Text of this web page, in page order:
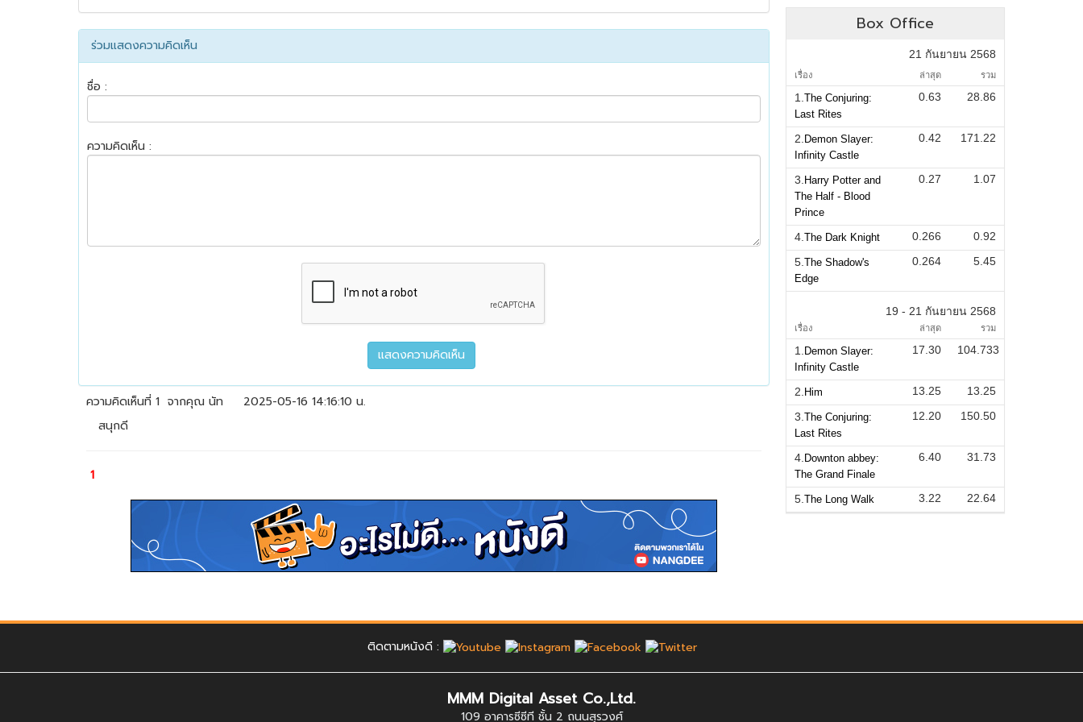
ร่วมแสดงความคิดเห็น
ชื่อ :
ความคิดเห็น :
ความคิดเห็นที่ 1 จากคุณ นัท 2025-05-16 14:16:10 น.
สนุกดี
1
Box Office
21 กันยายน 2568
เรื่อง ล่าสุด รวม
1. The Conjuring:
Last Rites
0.63 28.86
2. Demon Slayer:
Infinity Castle
0.42 171.22
3. Harry Potter and
The Half - Blood
Prince
0.27 1.07
4. The Dark Knight 0.266
0.92
5. The Shadow's
Edge
0.264 5.45
19 - 21 กันยายน 2568
เรื่อง ล่าสุด รวม
1. Demon Slayer:
Infinity Castle
17.30 104.733
2. Him 13.25
13.25
3. The Conjuring:
Last Rites
12.20 150.50
4. Downton abbey:
The Grand Finale
6.40 31.73
5. The Long Walk 3.22 22.64
ติดตามหนังดี :
MMM Digital Asset Co.,Ltd.
109 อาคารซีซีที ชั้น 2 ถนนสุรวงศ์